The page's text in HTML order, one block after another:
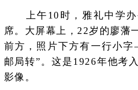
上午10时，雅礼中学办
席。大屏幕上，22岁的廖藩
前方，照片下方有一行小
邮局转”。这是1926年他考
影像。